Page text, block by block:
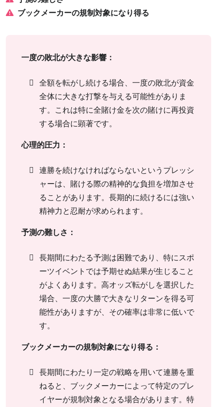
ブックメーカーの規制対象になり得る
一度の敗北が大きな影響：
全額を転がし続ける場合、一度の敗北が資金
全体に大きな打撃を与える可能性がありま
す。これは特に全賭け金を次の賭けに再投資
する場合に顕著です。
心理的圧力：
連勝を続けなければならないというプレッシ
ャーは、賭ける際の精神的な負担を増加させ
ることがあります。長期的に続けるには強い
精神力と忍耐が求められます。
予測の難しさ：
長期間にわたる予測は困難であり、特にスポ
ーツイベントでは予期せぬ結果が生じること
がよくあります。高オッズ転がしを選択した
場合、一度の大勝で大きなリターンを得る可
能性がありますが、その確率は非常に低いで
す。
ブックメーカーの規制対象になり得る：
長期間にわたり一定の戦略を用いて連勝を重
ねると、ブックメーカーによって特定のプレ
イヤーが規制対象となる場合があります。特